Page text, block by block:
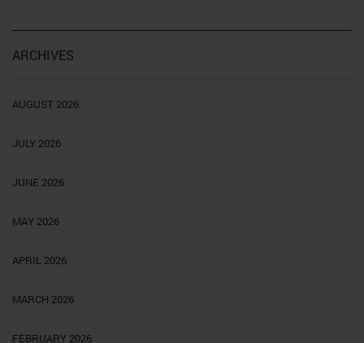
ARCHIVES
AUGUST 2026
JULY 2026
JUNE 2026
MAY 2026
APRIL 2026
MARCH 2026
FEBRUARY 2026